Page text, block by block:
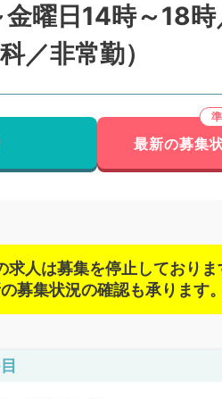
曜日14時～18
／非常勤）
最新の募集
求人は募集を停止しておりま
募集状況の確認も承ります。